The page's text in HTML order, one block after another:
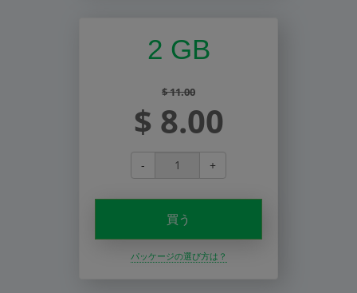
2 GB
$ 11.00
$ 8.00
- +
買う
パッケージの選び方は？